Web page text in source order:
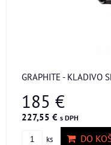
GRAPHITE - KLADIVO
185 €
227,55 € s DPH
ks DO